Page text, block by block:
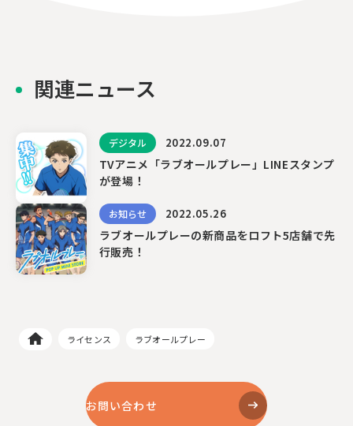
関連ニュース
デジタル 2022.09.07
TVアニメ「ラブオールプレー」LINEスタンプ
が登場！
お知らせ 2022.05.26
ラブオールプレーの新商品をロフト5店舗で先
行販売！
ライセンス ラブオールプレー
お問い合わせ